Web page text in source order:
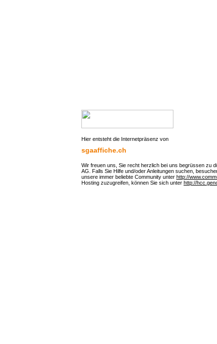
Hier entsteht die Internetpräsenz von
sgaaffiche.ch
Wir freuen uns, Sie recht herzlich bei uns begrüssen zu
AG. Falls Sie Hilfe und/oder Anleitungen suchen,
unsere immer beliebte Community unter http://
Hosting zuzugreifen, können Sie sich unter http://